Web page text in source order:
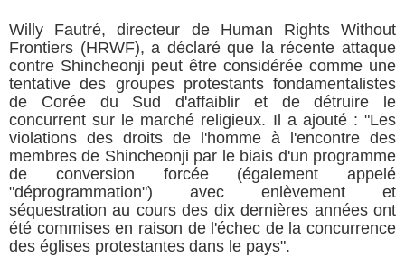
Willy Fautré, directeur de Human Rights Without
Frontiers (HRWF), a déclaré que la récente attaque
contre Shincheonji peut être considérée comme une
tentative des groupes protestants fondamentalistes
de Corée du Sud d'affaiblir et de détruire le
concurrent sur le marché religieux. Il a ajouté : "Les
violations des droits de l'homme à l'encontre des
membres de Shincheonji par le biais d'un programme
de conversion forcée (également appelé
"déprogrammation") avec enlèvement et
séquestration au cours des dix dernières années ont
été commises en raison de l'échec de la concurrence
des églises protestantes dans le pays".